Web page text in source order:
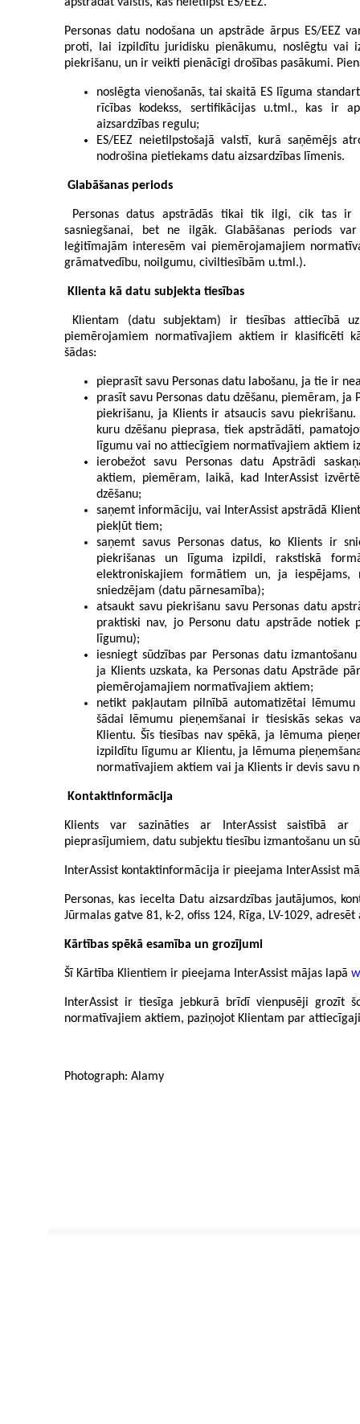
Personas datu nodošana un apstrāde ārpus ES/EEZ
proti, lai izpildītu juridisku pienākumu, noslēgtu vai
piekrišanu, un ir veikti pienācīgi drošības pasākumi.
noslēgta vienošanās, tai skaitā ES līguma
rīcības kodekss, sertifikācijas u.tml., kas ir
aizsardzības regulu;
ES/EEZ neietilpstošajā valstī, kurā saņēmējs
nodrošina pietiekams datu aizsardzības līmenis.
Glabāšanas periods
Personas datus apstrādās tikai tik ilgi, cik tas ir
sasniegšanai, bet ne ilgāk. Glabāšanas periods
leģitīmajām interesēm vai piemērojamajiem
grāmatvedību, noilgumu, civiltiesībām u.tml.).
Klienta kā datu subjekta tiesības
Klientam (datu subjektam) ir tiesības attiecībā
piemērojamiem normatīvajiem aktiem ir klasificēti
šādas:
pieprasīt savu Personas datu labošanu, ja tie ir
prasīt savu Personas datu dzēšanu, piemēram, ja
piekrišanu, ja Klients ir atsaucis savu
kuru dzēšanu pieprasa, tiek apstrādāti,
līgumu vai no attiecīgiem normatīvajiem aktiem
ierobežot savu Personas datu Apstrādi
aktiem, piemēram, laikā, kad InterAssist
dzēšanu;
saņemt informāciju, vai InterAssist apstrādā
piekļūt tiem;
saņemt savus Personas datus, ko Klients ir
piekrišanas un līguma izpildi, rakstiskā
elektroniskajiem formātiem un, ja iespējams,
sniedzējam (datu pārnesamība);
atsaukt savu piekrišanu savu Personas datu
praktiski nav, jo Personu datu apstrāde notiek
līgumu);
iesniegt sūdzības par Personas datu
ja Klients uzskata, ka Personas datu Apstrāde
piemērojamajiem normatīvajiem aktiem;
netikt pakļautam pilnībā automatizētai
šādai lēmumu pieņemšanai ir tiesiskās sekas
Klientu. Šīs tiesības nav spēkā, ja lēmuma
izpildītu līgumu ar Klientu, ja lēmuma
normatīvajiem aktiem vai ja Klients ir devis savu
Kontaktinformācija
Klients var sazināties ar InterAssist saistībā ar
pieprasījumiem, datu subjektu tiesību izmantošanu un
InterAssist kontaktinformācija ir pieejama InterAssist
Personas, kas iecelta Datu aizsardzības jautājumos,
Jūrmalas gatve 81, k-2, ofiss 124, Rīga, LV-1029,
Kārtības spēkā esamība un grozījumi
Šī Kārtība Klientiem ir pieejama InterAssist mājas lapā
InterAssist ir tiesīga jebkurā brīdī vienpusēji grozīt
normatīvajiem aktiem, paziņojot Klientam par
Photograph: Alamy